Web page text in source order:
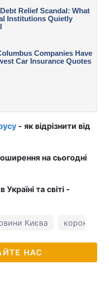
- як відрізнити від
на сьогодні
в Україні та світі -
Києва
НАС